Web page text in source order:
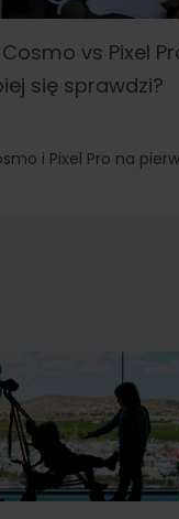
vs Pixel
się sprawdzi?
i Pixel Pro na